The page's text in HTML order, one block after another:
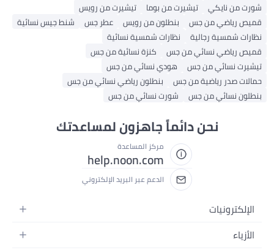
شورت من نايكي
تيشيرت من بوما
تيشيرت من رويس
قميص رياضي من جس
بنطلون من رويس عطر جس
شنط جيس نسائية
نظارات شمسية رجالية
نظارات شمسية نسائية
قميص رياضي نسائي من جس
كنزة نسائية من جس
تيشيرت نسائي من جس
هودي نسائي من جس
حمالات صدر رياضية من جس
بنطلون رياضي نسائي من جس
بنطلون نسائي من جس
شورت نسائي من جس
نحن دائماً جاهزون لمساعدتك
مركز المساعدة
help.noon.com
الدعم عبر البريد الإلكتروني
الإلكترونيات
الجوالات
الأزياء